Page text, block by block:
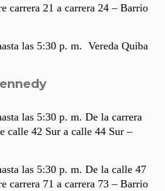
carrera 21 a carrera 24 – Barrio
las 5:30 p. m. Vereda Quiba
las 5:30 p. m. De la carrera
calle 42 Sur a calle 44 Sur –
las 5:30 p. m. De la calle 47
carrera 71 a carrera 73 – Barrio